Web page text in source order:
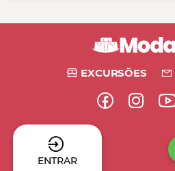
EXCURSÕES
ENTRAR